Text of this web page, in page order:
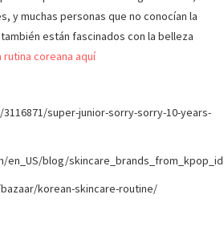
y muchas personas que no conocían la
están fascinados con la belleza
rutina coreana aquí
super-junior-sorry-sorry-10-years-
en_US/blog/
korean-skincare-routine/